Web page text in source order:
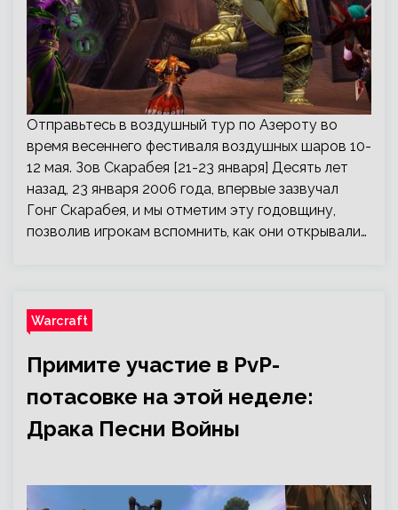
Отправьтесь в воздушный тур по Азероту во
время весеннего фестиваля воздушных шаров 10-
12 мая. Зов Скарабея [21-23 января] Десять лет
назад, 23 января 2006 года, впервые зазвучал
Гонг Скарабея, и мы отметим эту годовщину,
позволив игрокам вспомнить, как они открывали…
Warcraft
Примите участие в PvP-
потасовке на этой неделе:
Драка Песни Войны